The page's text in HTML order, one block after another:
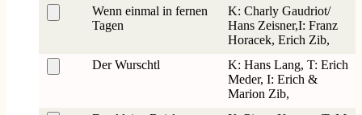
Wenn einmal in fernen
Tagen
K: Charly Gaudriot/
Hans Zeisner,I: Franz
Horacek, Erich Zib,
Der Wurschtl
K: Hans Lang, T: Erich
Meder, I: Erich &
Marion Zib,